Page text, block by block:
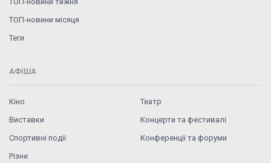
ТОП-новини місяця
Теги
АФІША
Кіно
Театр
Виставки
Концерти та фестивалі
Спортивні події
Конференції та форуми
Різне